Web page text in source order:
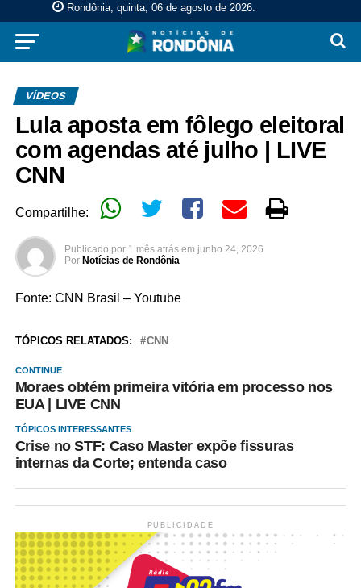
Rondônia, quinta, 06 de agosto de 2026.
VÍDEOS
Lula aposta em fôlego eleitoral
com agendas até julho | LIVE
CNN
Compartilhe:
Publicado por 1 mês atrás em junho 24, 2026
Por Notícias de Rondônia
Fonte: CNN Brasil – Youtube
TÓPICOS RELATADOS: CNN
CONTINUE
Moraes obtém primeira vitória em processo nos
EUA | LIVE CNN
TÓPICOS INTERESSANTES
Crise no STF: Caso Master expõe fissuras
internas da Corte; entenda caso
PUBLICIDADE